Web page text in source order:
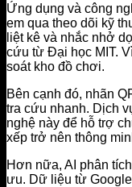
Ứng dụng và công
em qua theo dõi kỹ
liệt kê và nhắc nhở
cứu từ Đại học MIT.
soát kho đồ chơi.
Bên cạnh đó, nhãn
tra cứu nhanh. Dịch
nghệ này để hỗ trợ
xếp trở nên thông
Hơn nữa, AI phân
ưu. Dữ liệu từ